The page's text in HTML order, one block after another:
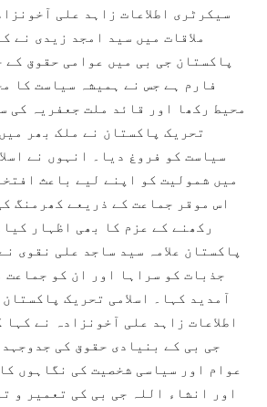
سیکرٹری اطلاعات زاہد علی
ملاقات میں سید امجد زیدی نے
پاکستان جی بی میں عوامی حقوق
فارم ہے جس نے ہمیشہ سیاست کا
محیط رکھا اور قائد ملت جعفریہ کی
تحریک پاکستان نے ملک بھر
سیاست کو فروغ دیا۔ انہوں نے
میں شمولیت کو اپنے لیے باعث
اس موقر جماعت کے ذریعے کھرمنگ
رکھنے کے عزم کا بھی اظہار
پاکستان علامہ سید ساجد علی نقوی
جذبات کو سراہا اور ان کو جماعت
آمدید کہا۔ اسلامی تحریک
اطلاعات زاہد علی آخونزادہ نے
جی بی کے بنیادی حقوق کی
عوام اور سیاسی شخصیت کی نگاہوں
اور انشاء اللہ جی بی کی تعمیر و